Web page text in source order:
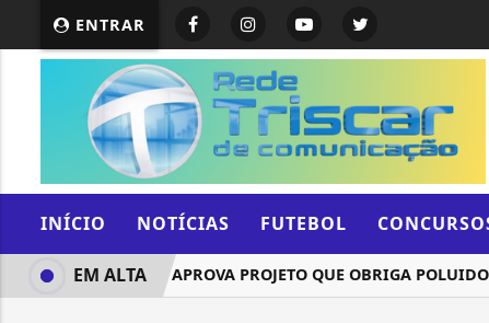
ENTRAR
INÍCIO NOTÍCIAS FUTEBOL
COMISSÃO APROVA PROJETO QUE OBRIGA POLUIDOR A
EM ALTA